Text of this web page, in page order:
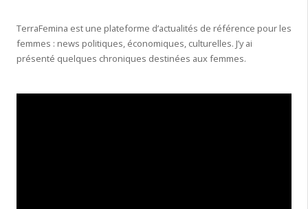
TerraFemina est une plateforme d’actualités de référence pour les
femmes : news politiques, économiques, culturelles. J’y ai
présenté quelques chroniques destinées aux femmes.